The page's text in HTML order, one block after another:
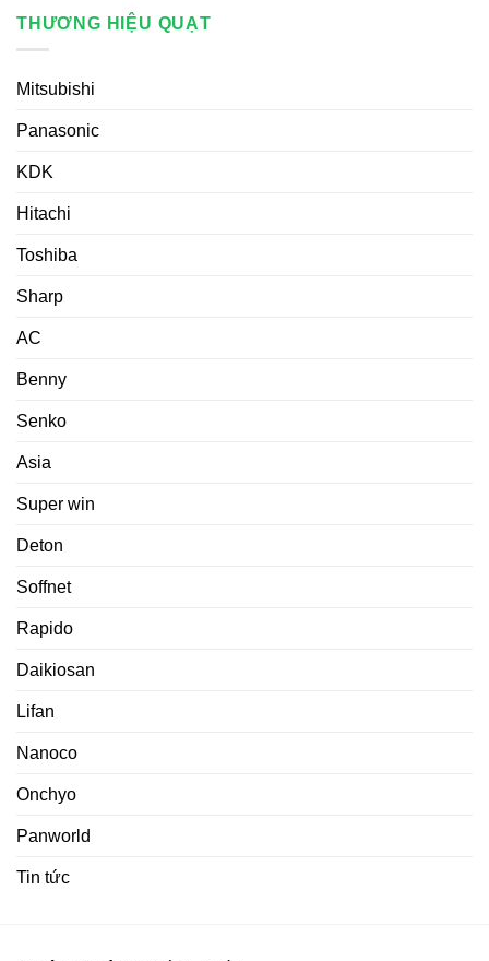
THƯƠNG HIỆU QUẠT
Mitsubishi
Panasonic
KDK
Hitachi
Toshiba
Sharp
AC
Benny
Senko
Asia
Super win
Deton
Soffnet
Rapido
Daikiosan
Lifan
Nanoco
Onchyo
Panworld
Tin tức